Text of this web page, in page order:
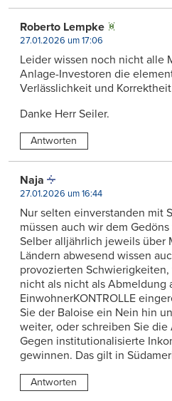
Roberto Lempke
27.01.2026 um 17:06
Leider wissen noch nicht alle
Anlage-Investoren die
Verlässlichkeit und
Danke Herr Seiler.
Antworten
Naja
27.01.2026 um 16:44
Nur selten einverstanden mit
müssen auch wir dem
Selber alljährlich jeweils über
Ländern abwesend wissen
provozierten
nicht als nicht als Abmeldung
EinwohnerKONTROLLE
Sie der Baloise ein Nein hin
weiter, oder schreiben Sie
Gegen institutionalisierte
gewinnen. Das gilt in
Antworten